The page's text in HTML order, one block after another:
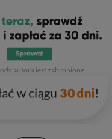
. Kopiowanie, przetwarzanie,
autora jest zabronione.